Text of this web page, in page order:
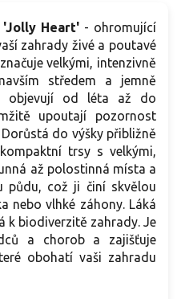
'Jolly Heart' - ohromující
zahrady živé a poutavé
velkými, intenzivně
středem a jemně
objevují od léta až do
upoutají pozornost
do výšky přibližně
trsy s velkými,
až polostinná místa a
půdu, což ji činí skvělou
nebo vlhké záhony. Láká
k biodiverzitě zahrady. Je
a chorob a zajišťuje
obohatí vaši zahradu